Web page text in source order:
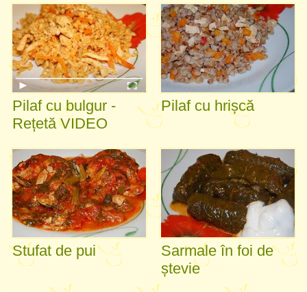
Pilaf cu bulgur -
Rețetă VIDEO
Pilaf cu hrișcă
Stufat de pui
Sarmale în foi de
ștevie